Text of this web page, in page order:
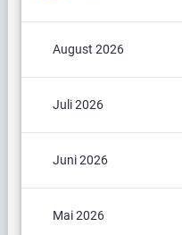
August 2026
Juli 2026
Juni 2026
Mai 2026